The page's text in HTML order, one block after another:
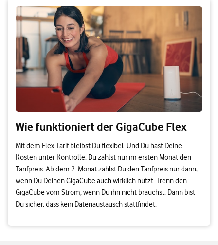
Wie funktioniert der GigaCube Flex
Mit dem Flex-Tarif bleibst Du flexibel. Und Du hast Deine
Kosten unter Kontrolle. Du zahlst nur im ersten Monat den
Tarifpreis. Ab dem 2. Monat zahlst Du den Tarifpreis nur dann,
wenn Du Deinen GigaCube auch wirklich nutzt. Trenn den
GigaCube vom Strom, wenn Du ihn nicht brauchst. Dann bist
Du sicher, dass kein Datenaustausch stattfindet.